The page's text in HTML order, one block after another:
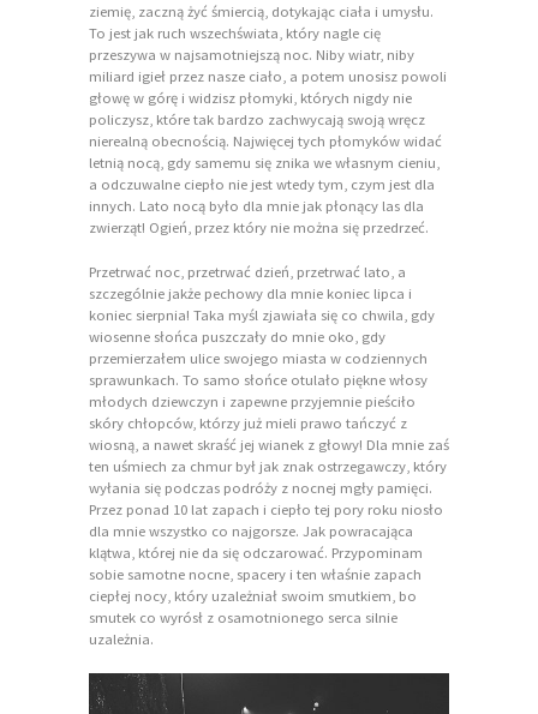
ziemię, zaczną żyć śmiercią, dotykając ciała i umysłu.
To jest jak ruch wszechświata, który nagle cię
przeszywa w najsamotniejszą noc. Niby wiatr, niby
miliard igieł przez nasze ciało, a potem unosisz powoli
głowę w górę i widzisz płomyki, których nigdy nie
policzysz, które tak bardzo zachwycają swoją wręcz
nierealną obecnością. Najwięcej tych płomyków widać
letnią nocą, gdy samemu się znika we własnym cieniu,
a odczuwalne ciepło nie jest wtedy tym, czym jest dla
innych. Lato nocą było dla mnie jak płonący las dla
zwierząt! Ogień, przez który nie można się przedrzeć.
Przetrwać noc, przetrwać dzień, przetrwać lato, a
szczególnie jakże pechowy dla mnie koniec lipca i
koniec sierpnia! Taka myśl zjawiała się co chwila, gdy
wiosenne słońca puszczały do mnie oko, gdy
przemierzałem ulice swojego miasta w codziennych
sprawunkach. To samo słońce otulało piękne włosy
młodych dziewczyn i zapewne przyjemnie pieściło
skóry chłopców, którzy już mieli prawo tańczyć z
wiosną, a nawet skraść jej wianek z głowy! Dla mnie zaś
ten uśmiech za chmur był jak znak ostrzegawczy, który
wyłania się podczas podróży z nocnej mgły pamięci.
Przez ponad 10 lat zapach i ciepło tej pory roku niosło
dla mnie wszystko co najgorsze. Jak powracająca
klątwa, której nie da się odczarować. Przypominam
sobie samotne nocne, spacery i ten właśnie zapach
ciepłej nocy, który uzależniał swoim smutkiem, bo
smutek co wyrósł z osamotnionego serca silnie
uzależnia.